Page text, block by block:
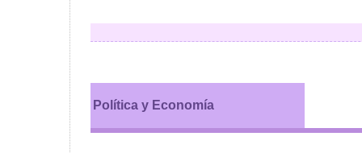
Política y Economía